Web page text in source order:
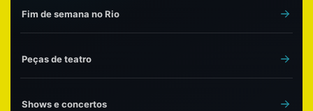
Fim de semana no Rio
Peças de teatro
Shows e concertos